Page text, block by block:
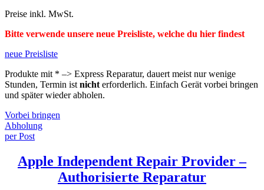
Preise inkl. MwSt.
Bitte verwende unsere neue Preisliste, welche du hier findest
neue Preisliste
Produkte mit * –> Express Reparatur, dauert meist nur wenige
Stunden, Termin ist nicht erforderlich. Einfach Gerät vorbei bringen
und später wieder abholen.
Vorbei bringen
Abholung
per Post
Apple Independent Repair Provider –
Authorisierte Reparatur